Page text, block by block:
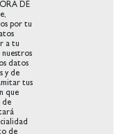
DE
por tu
a tu
datos
y de
tus
que
de